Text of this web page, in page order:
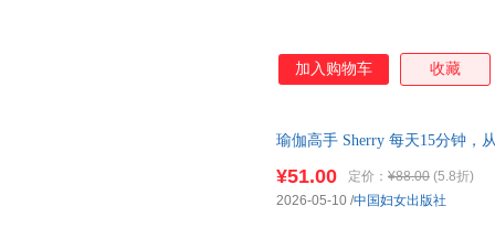
加入购物车 收藏
瑜伽高手 Sherry 每天15分钟，
¥51.00 定价： ¥88.00 (5.8折)
2026-05-10 /中国妇女出版社